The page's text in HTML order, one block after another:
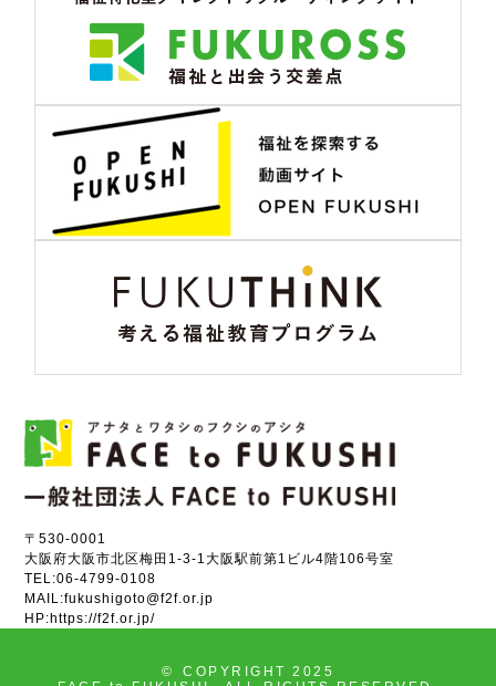
〒530-0001
大阪府大阪市北区梅田1-3-1大阪駅前第1ビル4階106号室
TEL:06-4799-0108
MAIL:fukushigoto@f2f.or.jp
HP:https://f2f.or.jp/
©
COPYRIGHT 2025